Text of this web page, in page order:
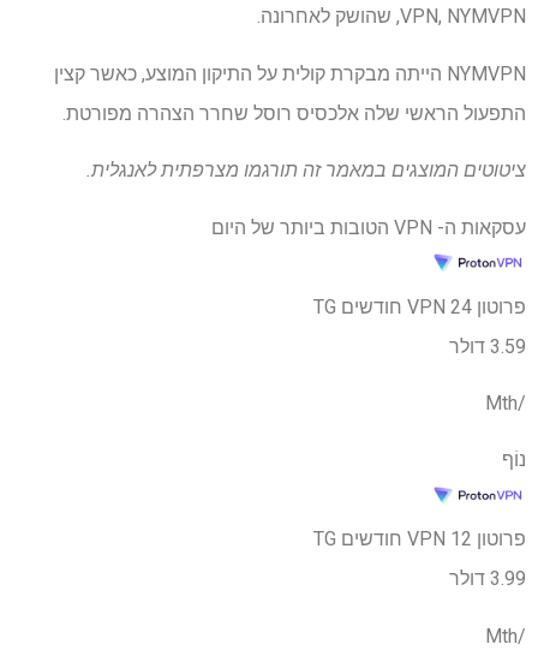
VPN, NYMVPN, שהושק לאחרונה.
NYMVPN הייתה מבקרת קולית על התיקון המוצע, כאשר קצין
התפעול הראשי שלה אלכסיס רוסל שחרר הצהרה מפורטת.
ציטוטים המוצגים במאמר זה תורגמו מצרפתית לאנגלית.
עסקאות ה- VPN הטובות ביותר של היום
פרוטון VPN 24 חודשים TG
3.59 דולר
/Mth
נוֹף
פרוטון VPN 12 חודשים TG
3.99 דולר
/Mth